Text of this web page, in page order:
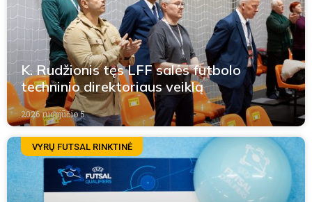
K. Rudžionis tęs LFF salės futbolo
techninio direktoriaus veiklą
2026 rugpjūčio 5
VYRŲ FUTSAL RINKTINĖ